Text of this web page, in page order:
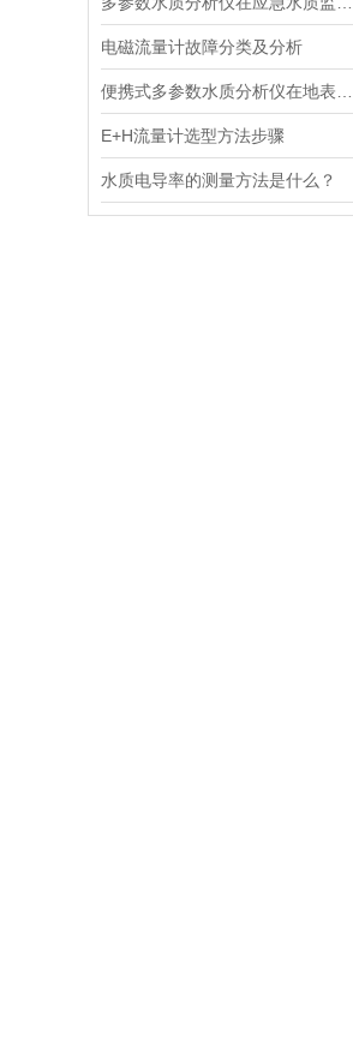
电磁流量计故障分类及分析
E+H流量计选型方法步骤
水质电导率的测量方法是什么？